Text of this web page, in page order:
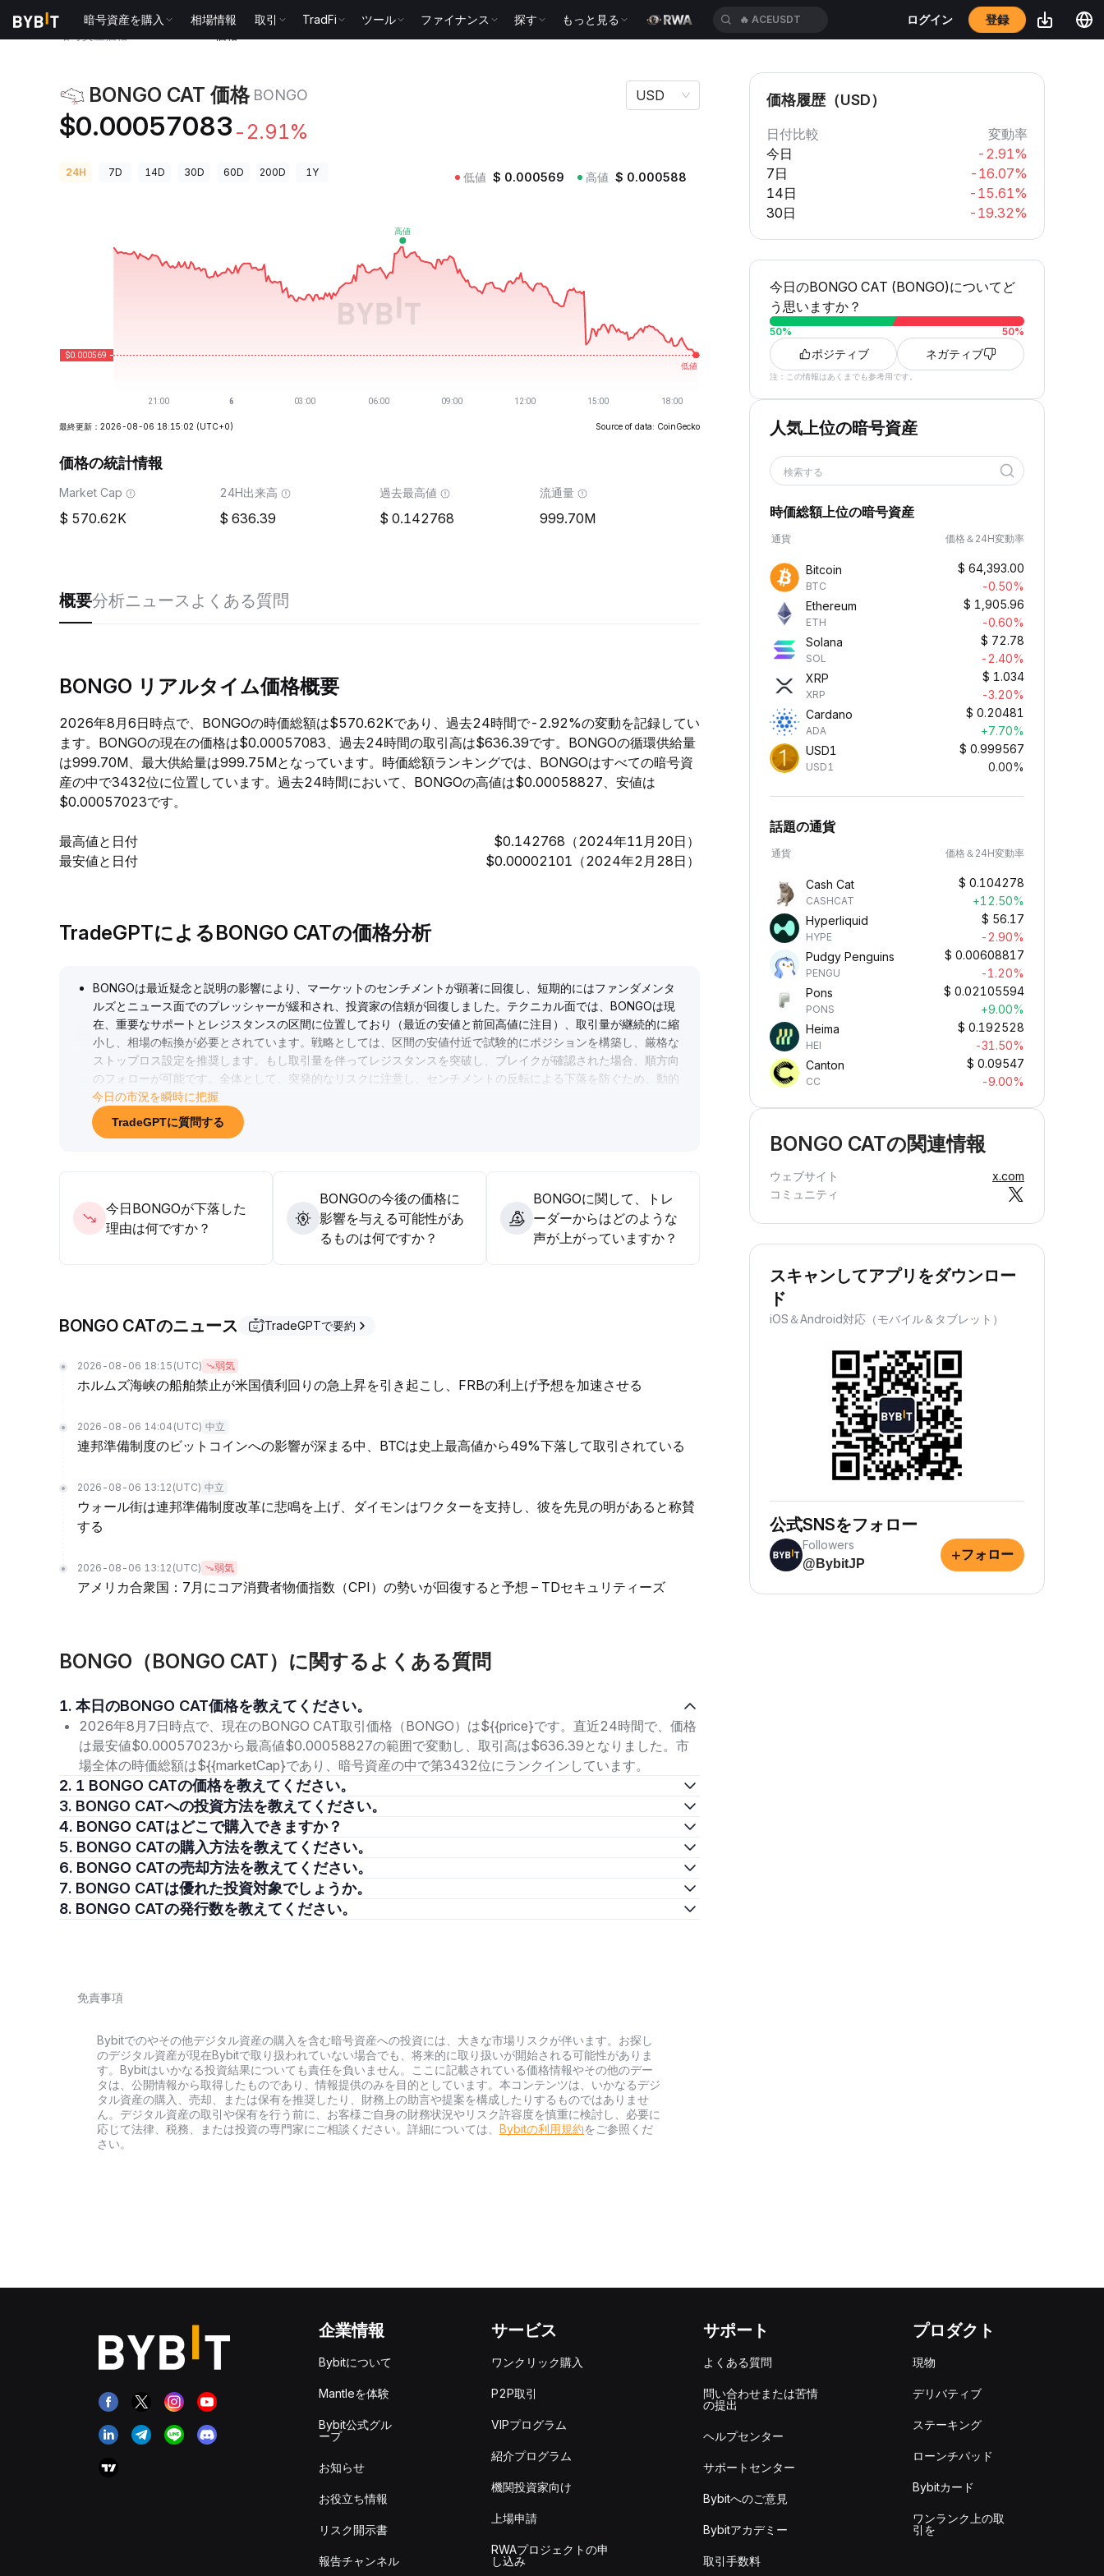
暗号資産を購入 相場情報 取引 TradFi ツール ファイナンス 探す もっと見る 🔥 ACEUSDT ログイン 登録
BONGO CAT 価格 BONGO
$0.00057083 -2.91%
USD
24H 7D 14D 30D 60D 200D 1Y 低値 $ 0.000569 高値 $ 0.000588
最終更新：2026-08-06 18:15:02 (UTC+0) Source of data: CoinGecko
価格の統計情報
Market Cap
570.62K
24H出来高
636.39
過去最高値
0.142768
流通量
999.70M
概要分析ニュースよくある質問
BONGO リアルタイム価格概要
2026年8月6日時点で、BONGOの時価総額は$570.62Kであり、過去24時間で-2.92%の変動を記録してい
ます。BONGOの現在の価格は$0.00057083、過去24時間の取引高は$636.39です。BONGOの循環供給量
は999.70M、最大供給量は999.75Mとなっています。時価総額ランキングでは、BONGOはすべての暗号資
産の中で3432位に位置しています。過去24時間において、BONGOの高値は$0.00058827、安値は
$0.00057023です。
最高値と日付
$0.142768（2024年11月20日）
最安値と日付
$0.00002101（2024年2月28日）
TradeGPTによるBONGO CATの価格分析
BONGOは最近疑念と説明の影響により、マーケットのセンチメントが顕著に回復し、短期的にはファンダメンタ
ルズとニュース面でのプレッシャーが緩和され、投資家の信頼が回復しました。テクニカル面では、BONGOは現
在、重要なサポートとレジスタンスの区間に位置しており（最近の安値と前回高値に注目）、取引量が継続的に縮
小し、相場の転換が必要とされています。戦略としては、区間の安値付近で試験的にポジションを構築し、厳格な
ストップロス設定を推奨します。もし取引量を伴ってレジスタンスを突破し、ブレイクが確認された場合、順方向
のフォローが可能です。全体として、突発的なリスクに注意し、センチメントの反転による下落を防ぐため、動的
にポジションを調整することを推奨します。
今日の市況を瞬時に把握
TradeGPTに質問する
今日BONGOが下落した
理由は何ですか？
BONGOの今後の価格に
影響を与える可能性があ
るものは何ですか？
BONGOに関して、トレ
ーダーからはどのような
声が上がっていますか？
BONGO CATのニュース TradeGPTで要約
2026-08-06 18:15 (UTC) 弱気
ホルムズ海峡の船舶禁止が米国債利回りの急上昇を引き起こし、FRBの利上げ予想を加速させる
2026-08-06 14:04 (UTC) 中立
連邦準備制度のビットコインへの影響が深まる中、BTCは史上最高値から49%下落して取引されている
2026-08-06 13:12 (UTC) 中立
ウォール街は連邦準備制度改革に悲鳴を上げ、ダイモンはワクターを支持し、彼を先見の明があると称賛
する
2026-08-06 13:12 (UTC) 弱気
アメリカ合衆国：7月にコア消費者物価指数（CPI）の勢いが回復すると予想 – TDセキュリティーズ
BONGO（BONGO CAT）に関するよくある質問
1. 本日のBONGO CAT価格を教えてください。
2026年8月7日時点で、現在のBONGO CAT取引価格（BONGO）は${{price}です。直近24時間で、価格
は最安値$0.00057023から最高値$0.00058827の範囲で変動し、取引高は$636.39となりました。市
場全体の時価総額は${{marketCap}であり、暗号資産の中で第3432位にランクインしています。
2. 1 BONGO CATの価格を教えてください。
3. BONGO CATへの投資方法を教えてください。
4. BONGO CATはどこで購入できますか？
5. BONGO CATの購入方法を教えてください。
6. BONGO CATの売却方法を教えてください。
7. BONGO CATは優れた投資対象でしょうか。
8. BONGO CATの発行数を教えてください。
免責事項
Bybitでのやその他デジタル資産の購入を含む暗号資産への投資には、大きな市場リスクが伴います。お探し
のデジタル資産が現在Bybitで取り扱われていない場合でも、将来的に取り扱いが開始される可能性がありま
す。Bybitはいかなる投資結果についても責任を負いません。ここに記載されている価格情報やその他のデー
タは、公開情報から取得したものであり、情報提供のみを目的としています。本コンテンツは、いかなるデジ
タル資産の購入、売却、または保有を推奨したり、財務上の助言や提案を構成したりするものではありませ
ん。デジタル資産の取引や保有を行う前に、お客様ご自身の財務状況やリスク許容度を慎重に検討し、必要に
応じて法律、税務、または投資の専門家にご相談ください。詳細については、 Bybitの利用規約をご参照くだ
さい。
価格履歴（USD）
日付比較
変動率
今日
-2.91%
7日
-16.07%
14日
-15.61%
30日
-19.32%
今日のBONGO CAT (BONGO)についてど
う思いますか？
50% 50%
ポジティブ ネガティブ
注：この情報はあくまでも参考用です。
人気上位の暗号資産
検索する
時価総額上位の暗号資産
通貨 価格＆24H変動率
Bitcoin
BTC
$ 64,393.00
-0.50%
Ethereum
ETH
$ 1,905.96
-0.60%
Solana
SOL
$ 72.78
-2.40%
XRP
XRP
$ 1.034
-3.20%
Cardano
ADA
$ 0.20481
+7.70%
USD1
USD1
$ 0.999567
0.00%
話題の通貨
通貨 価格＆24H変動率
Cash Cat
CASHCAT
$ 0.104278
+12.50%
Hyperliquid
HYPE
$ 56.17
-2.90%
Pudgy Penguins
PENGU
$ 0.00608817
-1.20%
Pons
PONS
$ 0.02105594
+9.00%
Heima
HEI
$ 0.192528
-31.50%
Canton
CC
$ 0.09547
-9.00%
BONGO CATの関連情報
ウェブサイト
x.com
コミュニティ
スキャンしてアプリをダウンロー
ド
iOS＆Android対応（モバイル＆タブレット）
公式SNSをフォロー
Followers
@BybitJP
+フォロー
企業情報
Bybitについて
Mantleを体験
Bybit公式グル
ープ
お知らせ
お役立ち情報
リスク開示書
報告チャンネル
サービス
ワンクリック購入
P2P取引
VIPプログラム
紹介プログラム
機関投資家向け
上場申請
RWAプロジェクトの申
し込み
サポート
よくある質問
問い合わせまたは苦情
の提出
ヘルプセンター
サポートセンター
Bybitへのご意見
Bybitアカデミー
取引手数料
プロダクト
現物
デリバティブ
ステーキング
ローンチパッド
Bybitカード
ワンランク上の取
引を